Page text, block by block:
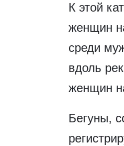
К этой
женщин
среди
вдоль
женщин
Бегуны,